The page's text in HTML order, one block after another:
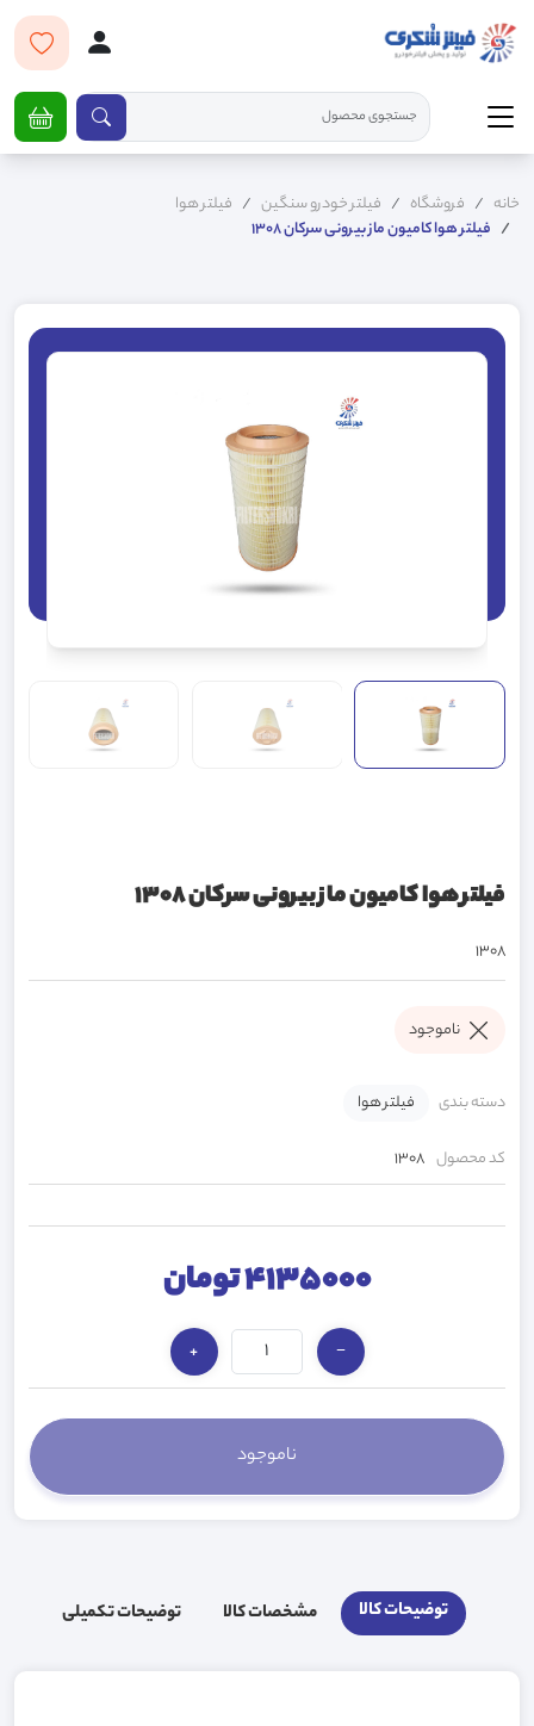
خانه فروشگاه فیلتر خودرو سنگین
فیلتر هوا
فیلتر هوا کامیون ماز بیرونی سرکان 1308
فیلتر هوا کامیون ماز بیرونی سرکان 1308
1308
ناموجود
دسته بندی فیلتر هوا
کد محصول 1308
4135000 تومان
−
+
توضیحات کالا مشخصات کالا توضیحات تکمیلی